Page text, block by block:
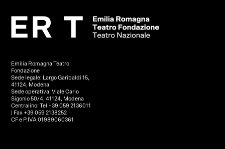
Emilia Romagna Teatro
Fondazione
Sede legale: Largo Garibaldi 15,
41124, Modena
Sede operativa: Viale Carlo
Sigonio 50/4, 41124, Modena
Centralino: Tel +39 059 2136011
| Fax +39 059 2138252
CF e P.IVA 01989060361